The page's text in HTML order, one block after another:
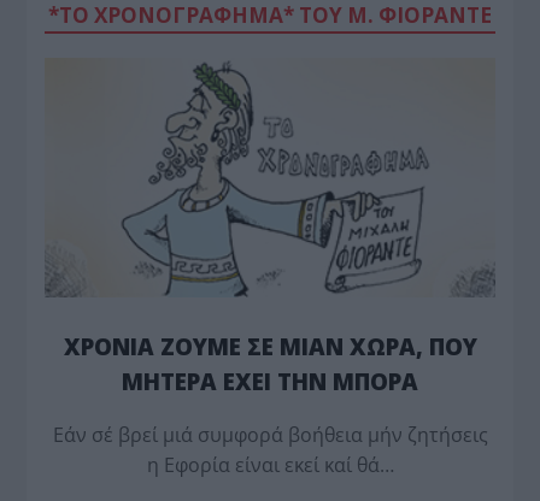
*ΤΟ ΧΡΟΝΟΓΡΑΦΗΜΑ* ΤΟΥ Μ. ΦΙΟΡΆΝΤΕ
ΧΡΟΝΙΑ ΖΟΥΜΕ ΣΕ ΜΙΑΝ ΧΩΡΑ, ΠΟΥ
ΜΗΤΕΡΑ ΕΧΕΙ ΤΗΝ ΜΠΟΡΑ
Εάν σέ βρεί μιά συμφορά βοήθεια μήν ζητήσεις
η Εφορία είναι εκεί καί θά…